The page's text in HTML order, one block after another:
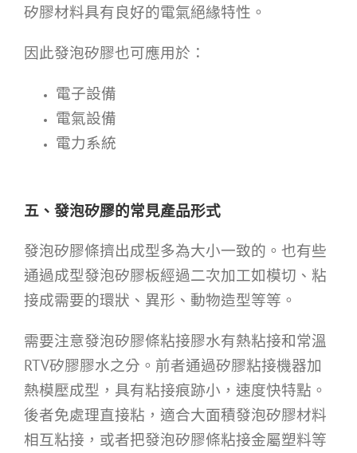
矽膠材料具有良好的電氣絕緣特性。
因此發泡矽膠也可應用於：
電子設備
電氣設備
電力系統
五、發泡矽膠的常見產品形式
發泡矽膠條擠出成型多為大小一致的。也有些
通過成型發泡矽膠板經過二次加工如模切、粘
接成需要的環狀、異形、動物造型等等。
需要注意發泡矽膠條粘接膠水有熱粘接和常溫
RTV矽膠膠水之分。前者通過矽膠粘接機器加
熱模壓成型，具有粘接痕跡小，速度快特點。
後者免處理直接粘，適合大面積發泡矽膠材料
相互粘接，或者把發泡矽膠條粘接金屬塑料等